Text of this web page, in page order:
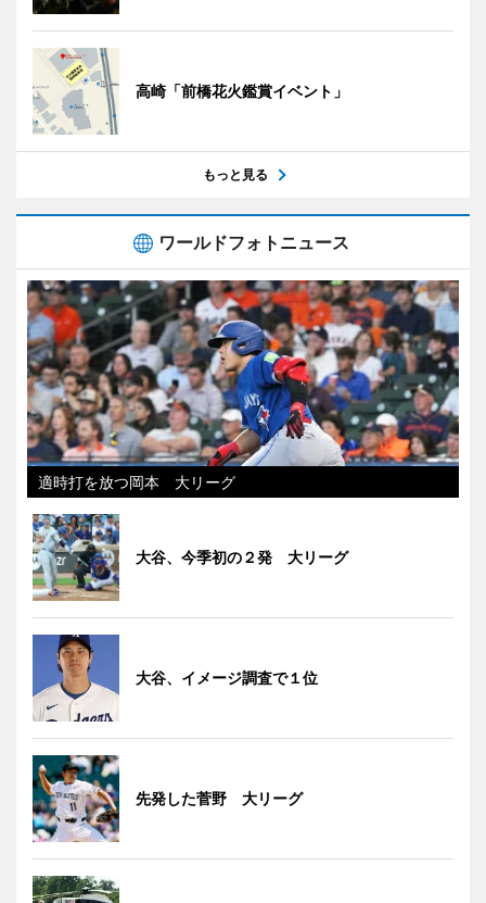
高崎「前橋花火鑑賞イベント」
もっと見る
ワールドフォトニュース
適時打を放つ岡本 大リーグ
大谷、今季初の２発 大リーグ
大谷、イメージ調査で１位
先発した菅野 大リーグ